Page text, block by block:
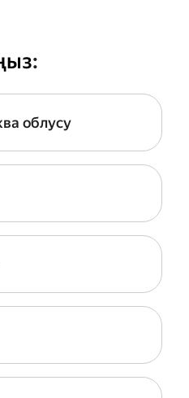
:
облусу